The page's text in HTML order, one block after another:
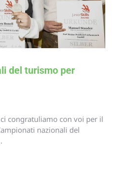
del turismo per
congratuliamo con voi per il
nazionali del